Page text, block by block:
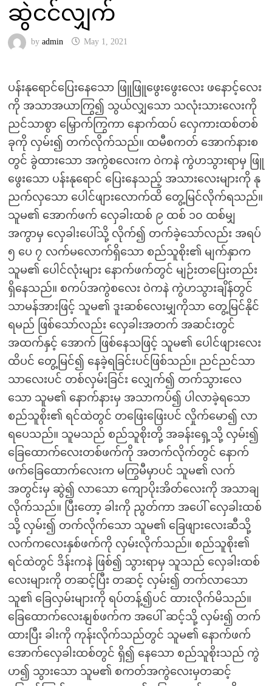
ဆွဲငင်လျှက်
by admin May 1, 2021
ပန်းနုရောင်ပြေးနေသော ဖြူဖြူဖွေးဖွေးလေး ဖနောင့်လေး
ကို အသာအယာကြွ၍ သွယ်လျှသော သလုံးသားလေးကို
ညင်သာစွာ မြှောက်ကြွကာ နောက်ထပ် လှေကားထစ်တစ်
ခုကို လှမ်း၍ တက်လိုက်သည်။ ထမီစကတ် အောက်နားစ
တွင် ခွဲထားသော အကွဲစလေးက ဝဲကနဲ ကွဲဟသွားရာမှ ဖြူ
ဖွေးသော ပန်းနုရောင် ပြေးနေသည့် အသားလေးများကို နု
ညက်လှသော ပေါင်ဖျားလောက်ထိ တွေ့မြင်လိုက်ရသည်။
သူမ၏ အောက်ဖက် လှေခါးထစ် ၉ ထစ် ၁၀ ထစ်မျှ
အကွာမှ လှေခါးပေါ်သို့ လိုက်၍ တက်ခဲ့သော်လည်း အရပ်
၅ ပေ ၇ လက်မလောက်ရှိသော စည်သူစိုး၏ မျက်နှာက
သူမ၏ ပေါင်လုံးများ နောက်ဖက်တွင် မျဉ်းတပြေးတည်း
ရှိနေသည်။ စကပ်အကွဲစလေး ဝဲကနဲ ကွဲဟသွားချိန်တွင်
သာမန်အားဖြင့် သူမ၏ ဒူးဆစ်လေးမျှကိုသာ တွေ့မြင်နိုင်
ရမည် ဖြစ်သော်လည်း လှေခါးအတက် အဆင်းတွင်
အထက်နှင့် အောက် ဖြစ်နေသဖြင့် သူမ၏ ပေါင်ဖျားလေး
ထိပင် တွေ့မြင်၍ နေခဲ့ရခြင်းပင်ဖြစ်သည်။ ညင်ညင်သာ
သာလေးပင် တစ်လှမ်းခြင်း လျှေက်၍ တက်သွားလေ
သော သူမ၏ နောက်နားမှ အသာကပ်၍ ပါလာခဲ့ရသော
စည်သူစိုး၏ ရင်ထဲတွင် တဖြေးဖြေးပင် လှိုက်မော၍ လာ
ရပေသည်။ သူမသည် စည်သူစိုးတို့ အခန်းရှေ့သို့ လှမ်း၍
ခြေထောက်လေးတစ်ဖက်ကို အတက်လိုက်တွင် နောက်
ဖက်ခြေထောက်လေးက မကြွမီမှာပင် သူမ၏ လက်
အတွင်းမှ ဆွဲ၍ လာသော ကျောပိုးအိတ်လေးကို အသာချ
လိုက်သည်။ ပြီးတော့ ခါးကို ညွတ်ကာ အပေါ် လှေခါးထစ်
သို့ လှမ်း၍ တက်လိုက်သော သူမ၏ ခြေဖျားလေးဆီသို့
လက်ကလေးနှစ်ဖက်ကို လှမ်းလိုက်သည်။ စည်သူစိုး၏
ရင်ထဲတွင် ဒိန်းကနဲ ဖြစ်၍ သွားရာမှ သူသည် လှေခါးထစ်
လေးများကို တဆင့်ပြီး တဆင့် လှမ်း၍ တက်လာသော
သူ၏ ခြေလှမ်းများကို ရပ်တန့်၍ပင် ထားလိုက်မိသည်။
ခြေထောက်လေးနျစ်ဖက်က အပေါ် ဆင့်သို့ လှမ်း၍ တက်
ထားပြီး ခါးကို ကုန်းလိုက်သည်တွင် သူမ၏ နောက်ဖက်
အောက်လှေခါးထစ်တွင် ရှိ၍ နေသော စည်သူစိုးသည် ကွဲ
ဟ၍ သွားသော သူမ၏ စကတ်အကွဲလေးမှတဆင့်